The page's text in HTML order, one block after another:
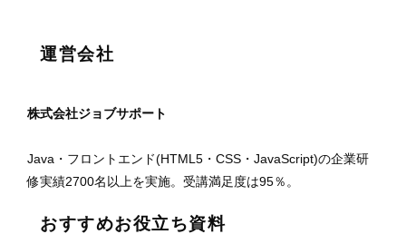
運営会社
株式会社ジョブサポート
Java・フロントエンド(HTML5・CSS・JavaScript)の企業研
修実績2700名以上を実施。受講満足度は95％。
おすすめお役立ち資料